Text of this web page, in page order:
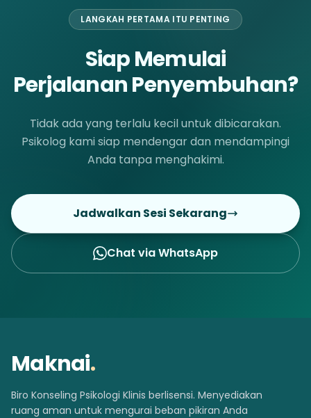
LANGKAH PERTAMA ITU PENTING
Siap Memulai
Perjalanan Penyembuhan?
Tidak ada yang terlalu kecil untuk dibicarakan.
Psikolog kami siap mendengar dan mendampingi
Anda tanpa menghakimi.
Jadwalkan Sesi Sekarang
Chat via WhatsApp
Maknai.
Biro Konseling Psikologi Klinis berlisensi. Menyediakan
ruang aman untuk mengurai beban pikiran Anda